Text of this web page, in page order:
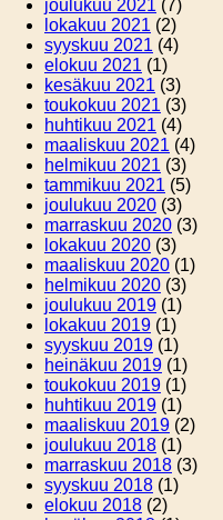
joulukuu 2021 (7)
lokakuu 2021 (2)
syyskuu 2021 (4)
elokuu 2021 (1)
kesäkuu 2021 (3)
toukokuu 2021 (3)
huhtikuu 2021 (4)
maaliskuu 2021 (4)
helmikuu 2021 (3)
tammikuu 2021 (5)
joulukuu 2020 (3)
marraskuu 2020 (3)
lokakuu 2020 (3)
maaliskuu 2020 (1)
helmikuu 2020 (3)
joulukuu 2019 (1)
lokakuu 2019 (1)
syyskuu 2019 (1)
heinäkuu 2019 (1)
toukokuu 2019 (1)
huhtikuu 2019 (1)
maaliskuu 2019 (2)
joulukuu 2018 (1)
marraskuu 2018 (3)
syyskuu 2018 (1)
elokuu 2018 (2)